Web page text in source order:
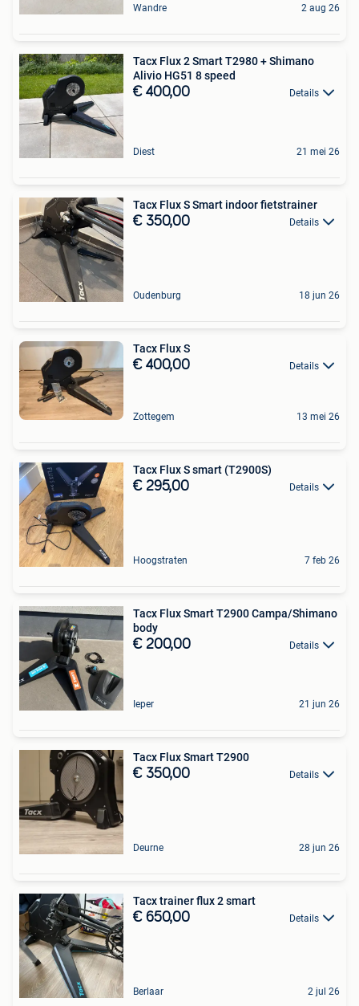
Wandre 2 aug 26
Tacx Flux 2 Smart T2980 + Shimano
Alivio HG51 8 speed
€ 400,00 Details
Diest 21 mei 26
Tacx Flux S Smart indoor fietstrainer
€ 350,00 Details
Oudenburg 18 jun 26
Tacx Flux S
€ 400,00 Details
Zottegem 13 mei 26
Tacx Flux S smart (T2900S)
€ 295,00 Details
Hoogstraten 7 feb 26
Tacx Flux Smart T2900 Campa/Shimano
body
€ 200,00 Details
Ieper 21 jun 26
Tacx Flux Smart T2900
€ 350,00 Details
Deurne 28 jun 26
Tacx trainer flux 2 smart
€ 650,00 Details
Berlaar 2 jul 26